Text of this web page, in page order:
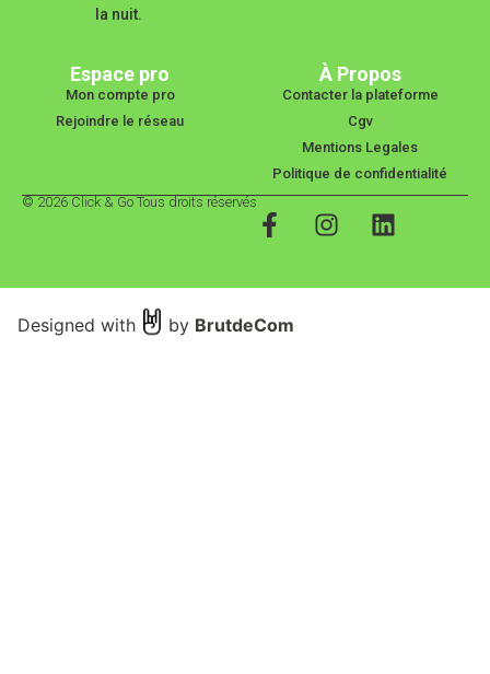
la nuit.
Espace pro
Mon compte pro
Rejoindre le réseau
À Propos
Contacter la plateforme
Cgv
Mentions Legales
Politique de confidentialité
© 2026 Click & Go Tous droits réservés
Designed with by BrutdeCom